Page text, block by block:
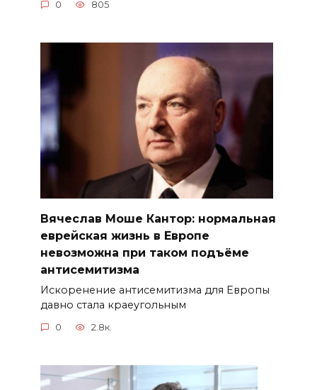
0 805
Вячеслав Моше Кантор: нормальная
еврейская жизнь в Европе
невозможна при таком подъёме
антисемитизма
Искоренение антисемитизма для Европы
давно стала краеугольным
0 2.8к.